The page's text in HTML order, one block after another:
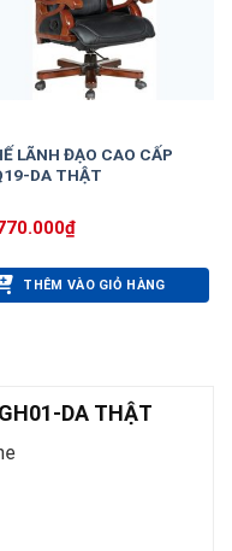
LÃNH ĐẠO CAO CẤP
DA THẬT
₫
THÊM VÀO GIỎ HÀNG
DA THẬT